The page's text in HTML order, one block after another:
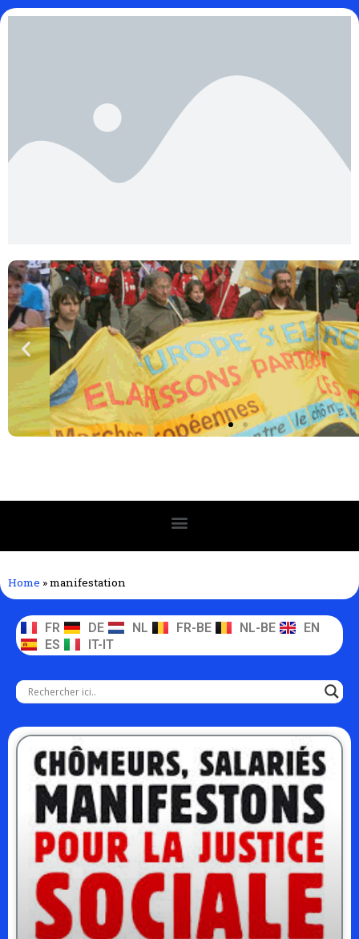
Home »manifestation
FR DE NL FR-BE NL-BE
EN
ES
IT-IT